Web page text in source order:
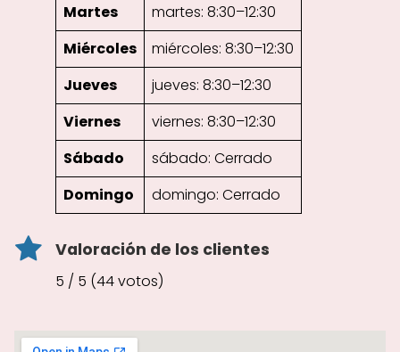
Martes
martes: 8:30–12:30
Miércoles
miércoles: 8:30–12:30
Jueves
jueves: 8:30–12:30
Viernes
viernes: 8:30–12:30
Sábado
sábado: Cerrado
Domingo
domingo: Cerrado
Valoración de los clientes
5 / 5 (44 votos)